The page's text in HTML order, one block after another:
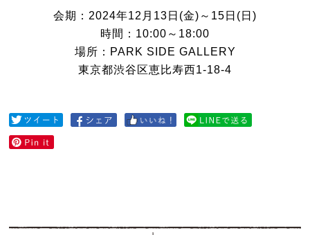
会期：2024年12月13日(金)～15日(日)
時間：10:00～18:00
場所：PARK SIDE GALLERY
東京都渋谷区恵比寿西1-18-4